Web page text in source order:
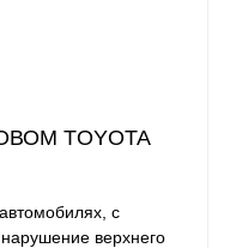
TOYOTA
с
верхнего